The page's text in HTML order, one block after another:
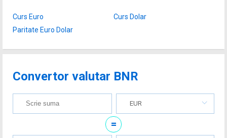
Curs Euro
Curs Dolar
Paritate Euro Dolar
Convertor valutar BNR
EUR
=